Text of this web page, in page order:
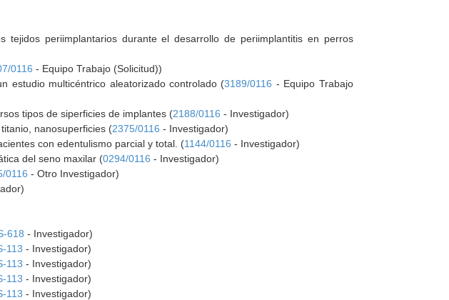
tejidos periimplantarios durante el desarrollo de periimplantitis en perros
0116 - Equipo Trabajo (Solicitud))
estudio multicéntrico aleatorizado controlado (3189/0116 - Equipo Trabajo
tipos de siperficies de implantes (2188/0116 - Investigador)
nanosuperficies (2375/0116 - Investigador)
con edentulismo parcial y total. (1144/0116 - Investigador)
del seno maxilar (0294/0116 - Investigador)
0116 - Otro Investigador)
618 - Investigador)
113 - Investigador)
113 - Investigador)
113 - Investigador)
113 - Investigador)